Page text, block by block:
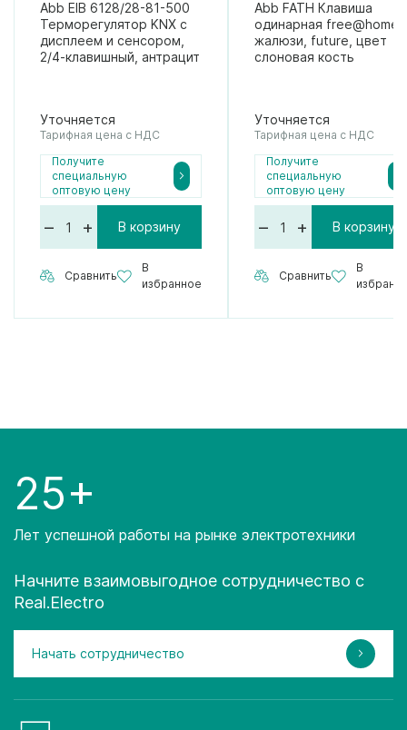
Abb EIB 6128/28-81-500
Терморегулятор KNX с
дисплеем и сенсором,
2/4-клавишный, антрацит
Уточняется
Тарифная цена с НДС
Получите
специальную
оптовую цену
– + В корзину
Сравнить
В
избранное
Abb FATH Клавиша
одинарная free@home,
жалюзи, future, цвет
слоновая кость
Уточняется
Тарифная цена с НДС
Получите
специальную
оптовую цену
– + В корзину
Сравнить
В
25+
Лет успешной работы на рынке электротехники
Начните взаимовыгодное сотрудничество с
Real.Electro
Начать сотрудничество